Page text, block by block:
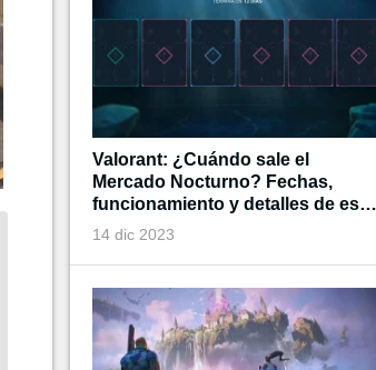
Valorant: ¿Cuándo sale el
Mercado Nocturno? Fechas,
funcionamiento y detalles de esta
tienda de tiempo limitado
14 dic 2023